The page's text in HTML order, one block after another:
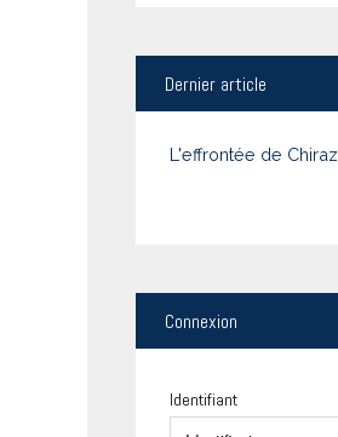
Dernier article
L'effrontée de Chiraz
Connexion
Identifiant